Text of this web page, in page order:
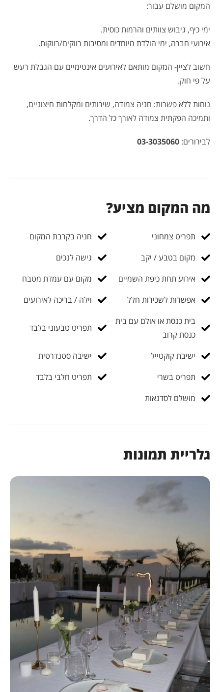
המקום מושלם עבור:
ימי כיף, גיבוש צוותים והרמות כוסית.
אירועי חברה, ימי הולדת מיוחדים ומסיבות רווקים/רווקות.
חשוב לציין- המקום מותאם לאירועים אינטימיים עם הגבלת רעש
על פי חוק.
נוחות ללא פשרות: חניה צמודה, שירותים ומקלחות חיצוניים,
ותמיכה הפקתית צמודה לאורך כל הדרך.
לבירורים: 03-3035060
מה המקום מציע?
תפריט צמחוני
חניה בקרבת המקום
מקום בטבע / יקב
גישה לנכים
אירוע תחת כיפת השמיים
מקום עם עמדת מטבח
אפשרות לשכירות חלל
וילה / בריכה לאירועים
בית כנסת או אולם עם בית
כנסת קרוב
תפריט טבעוני בלבד
ישיבת קוקטייל
ישיבה סטנדרטית
תפריט בשרי
תפריט חלבי בלבד
מושלם לסדנאות
גלריית תמונות